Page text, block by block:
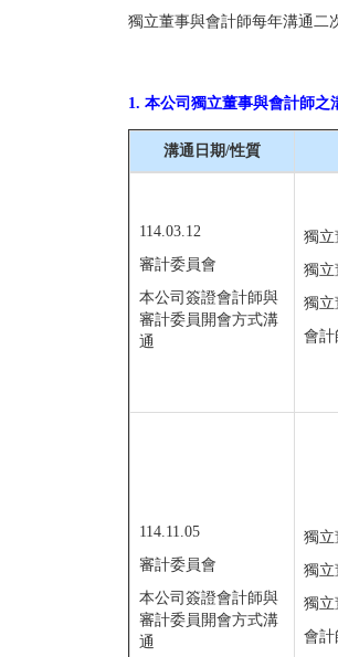
獨立董事與會計師每年溝通二
1. 本公司獨立董事與會計師之
溝通日期/性質
114.03.12
審計委員會
本公司簽證會計師與
審計委員開會方式溝
通
獨立
獨立
獨立
會計
114.11.05
審計委員會
本公司簽證會計師與
審計委員開會方式溝
通
獨立
獨立
獨立
會計